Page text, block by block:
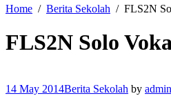
Home Berita Sekolah FLS2N
FLS2N Solo
14 May 2014Berita Sekolah by admin